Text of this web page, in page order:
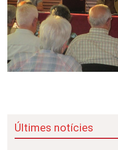
Últimes notícies